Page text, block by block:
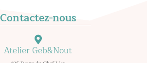
Contactez-nous
Atelier Geb&Nout